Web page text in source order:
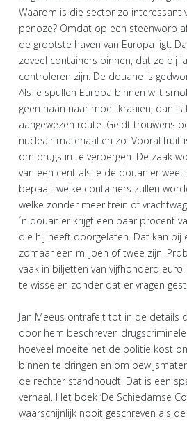
Waarom is die sector zo interessant
penoze? Omdat op een steenworp
de grootste haven van Europa ligt.
zoveel containers binnen, dat ze bij
controleren zijn. De douane is
Als je spullen Europa binnen wilt
geen haan naar moet kraaien, dan
aangewezen route. Geldt trouwens
nucleair materiaal en zo. Vooral fruit
om drugs in te verbergen. De zaak
van een cent als je de douanier
bepaalt welke containers zullen
welke zonder meer trein of
´n douanier krijgt een paar procent
die hij heeft doorgelaten. Dat kan bij
zomaar een miljoen of twee zijn.
vaak in biljetten van vijfhonderd
te wisselen zonder dat er vragen
Jan Meeus ontrafelt tot in de details
door hem beschreven
hoeveel moeite het de politie kost
binnen te dringen en om
de rechter standhoudt. Dat is een
verhaal. Het boek ‘De Schiedamse
waarschijnlijk nooit geschreven als